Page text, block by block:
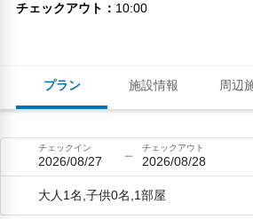
プラン 施設情報 周辺
チェックアウト
10:00
チェックイン
2026/08/27
チェックアウト
2026/08/28
大人1名,子供0名,1部屋